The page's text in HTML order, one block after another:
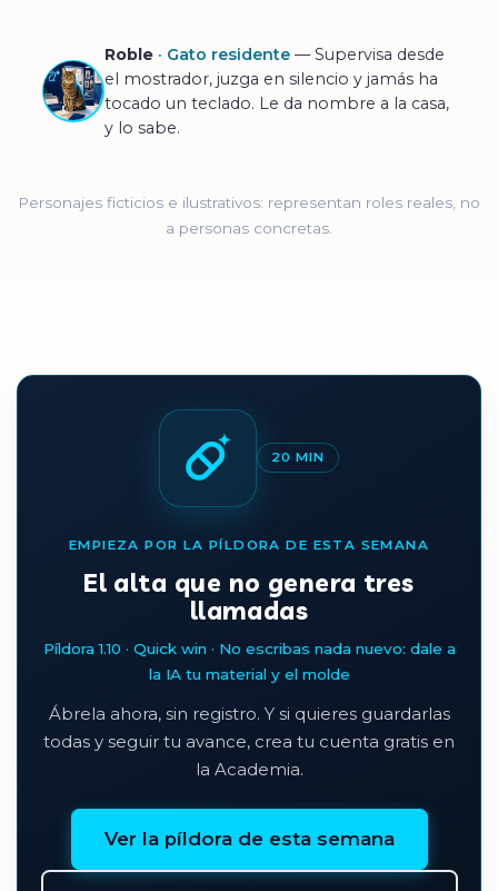
Roble · Gato residente— Supervisa desde
el mostrador, juzga en silencio y jamás ha
tocado un teclado. Le da nombre a la casa,
y lo sabe.
Personajes ficticios e ilustrativos: representan roles reales, no
a personas concretas.
20 MIN
EMPIEZA POR LA PÍLDORA DE ESTA SEMANA
El alta que no genera tres
llamadas
Píldora 1.10 · Quick win · No escribas nada nuevo: dale a
la IA tu material y el molde
Ábrela ahora, sin registro. Y si quieres guardarlas
todas y seguir tu avance, crea tu cuenta gratis en
la Academia.
Ver la píldora de esta semana